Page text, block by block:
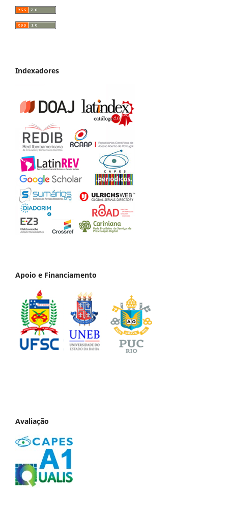
Indexadores
Apoio e Financiamento
Avaliação